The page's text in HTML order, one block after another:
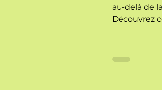
au-delà de
Découvrez
douceur et